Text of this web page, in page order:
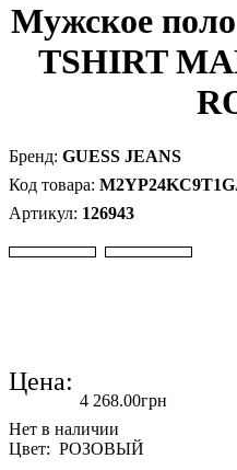
Мужское
TSHIRT
GUESS JEANS
126943
Цена:
4 268.00грн
Цвет: РОЗОВЫЙ